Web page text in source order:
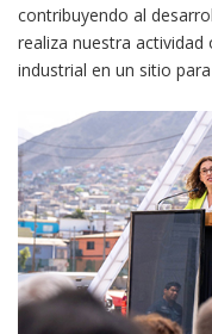
contribuyendo al
realiza nuestra
industrial en un sitio